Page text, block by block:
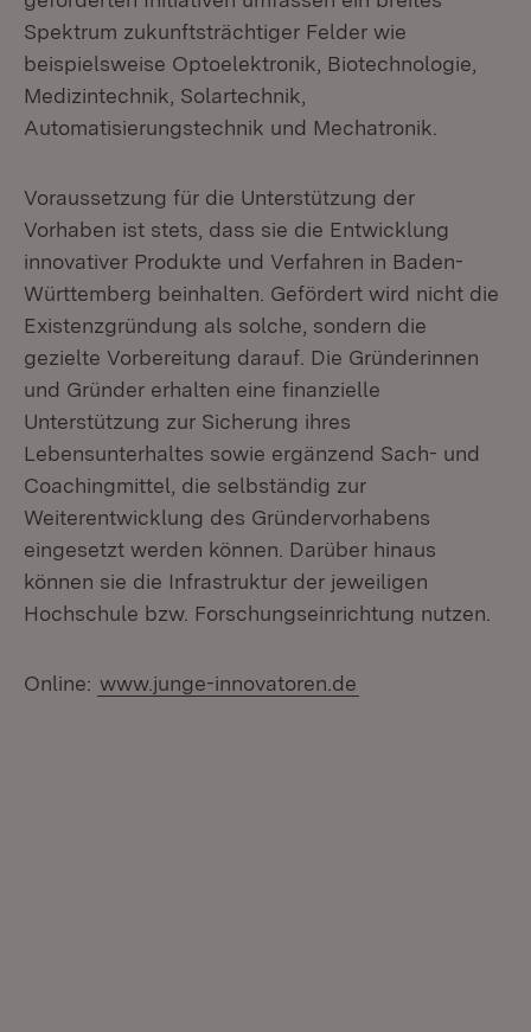
Spektrum zukunftsträchtiger Felder wie
beispielsweise Optoelektronik, Biotechnologie,
Medizintechnik, Solartechnik,
Automatisierungstechnik und Mechatronik.
Voraussetzung für die Unterstützung der
Vorhaben ist stets, dass sie die Entwicklung
innovativer Produkte und Verfahren in Baden-
Württemberg beinhalten. Gefördert wird nicht die
Existenzgründung als solche, sondern die
gezielte Vorbereitung darauf. Die Gründerinnen
und Gründer erhalten eine finanzielle
Unterstützung zur Sicherung ihres
Lebensunterhaltes sowie ergänzend Sach- und
Coachingmittel, die selbständig zur
Weiterentwicklung des Gründervorhabens
eingesetzt werden können. Darüber hinaus
können sie die Infrastruktur der jeweiligen
Hochschule bzw. Forschungseinrichtung nutzen.
Online: www.junge-innovatoren.de